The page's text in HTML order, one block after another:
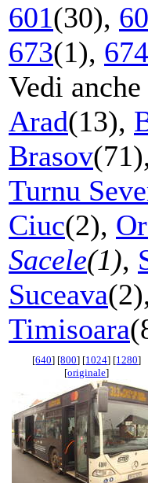
601(30),
673(1), 674
Vedi
Arad(13),
Brasov(71),
Turnu
Ciuc(2),
Sacele(1),
Suceava(2),
Timisoara
[640] [800] [1024] [1280]
[originale]